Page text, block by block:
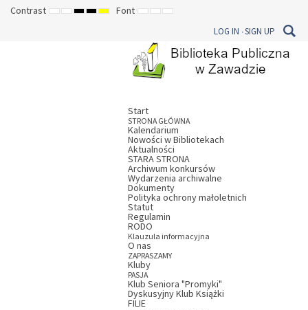
Contrast DEFAULT
NIGHT
HIGHHIGHHIGHFont SETSETSET
LOG IN SIGN UP
Start
STRONA GŁÓWNA
Kalendarium
Nowości w Bibliotekach
Aktualności
STARA STRONA
Archiwum konkursów
Wydarzenia archiwalne
Dokumenty
Polityka ochrony małoletnich
Statut
Regulamin
RODO
Klauzula informacyjna
O nas
ZAPRASZAMY
Kluby
PASJA
Klub Seniora "Promyki"
Dyskusyjny Klub Książki
FILIE